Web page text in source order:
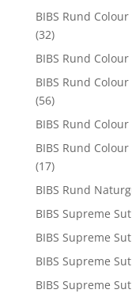
BIBS Rund
(32)
BIBS Rund
BIBS Rund
(56)
BIBS Rund
BIBS Rund
(17)
BIBS Rund
BIBS Supreme
BIBS Supreme
BIBS Supreme
BIBS Supreme